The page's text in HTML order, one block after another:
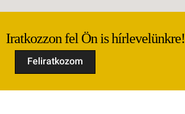
Iratkozzon fel Ön is hírlevelünkre!
Feliratkozom